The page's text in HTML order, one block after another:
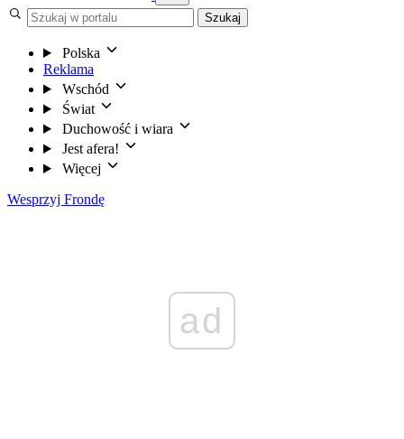
Szukaj
Polska
Reklama
Wschód
Świat
Duchowość i wiara
Jest afera!
Więcej
Wesprzyj Frondę
ad